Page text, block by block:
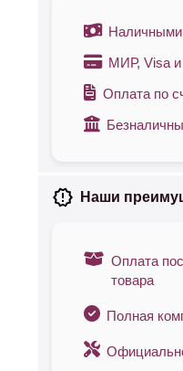
Наличными
МИР, Visa
Оплата по
Наши
Оплата
товара
Полная